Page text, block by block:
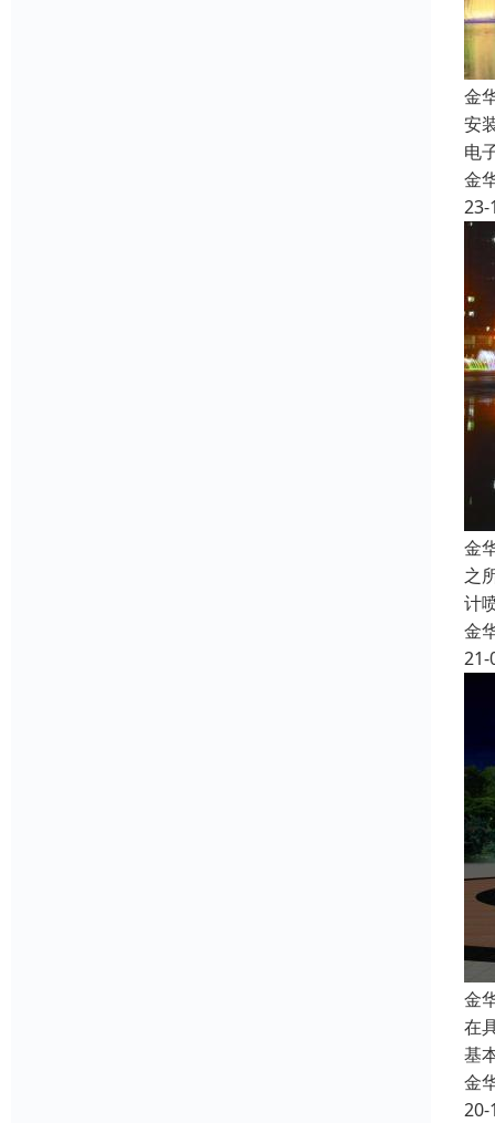
金
安
电
金
23-
金
之
计
金
21-
金
在
基
金
20-